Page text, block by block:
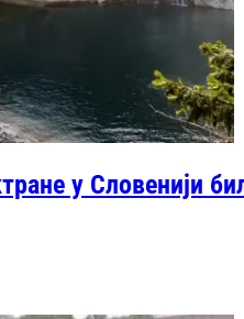
у Словенији